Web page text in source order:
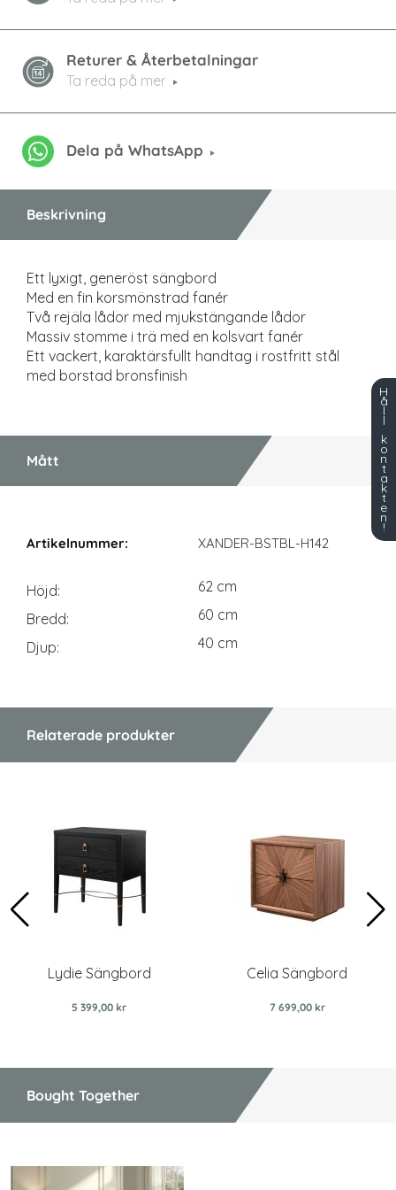
Returer & Återbetalningar
Ta reda på mer
Dela på WhatsApp
Beskrivning
Ett lyxigt, generöst sängbord
Med en fin korsmönstrad fanér
Två rejäla lådor med mjukstängande lådor
Massiv stomme i trä med en kolsvart fanér
Ett vackert, karaktärsfullt handtag i rostfritt stål
med borstad bronsfinish
Mått
XANDER-BSTBL-H142
Höjd
62 cm
Bredd
60 cm
Djup
40 cm
Relaterade produkter
Lydie Sängbord
5 399,00 kr
Celia Sängbord
7 699,00 kr
Bought Together
H
å
l
l
k
o
n
t
a
k
t
e
n
!